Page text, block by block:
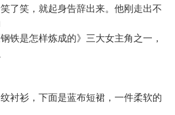
了笑，就起身告辞出来。他刚走出不
铁是怎样炼成的》三大女主角之一，
衫，下面是蓝布短裙，一件柔软的